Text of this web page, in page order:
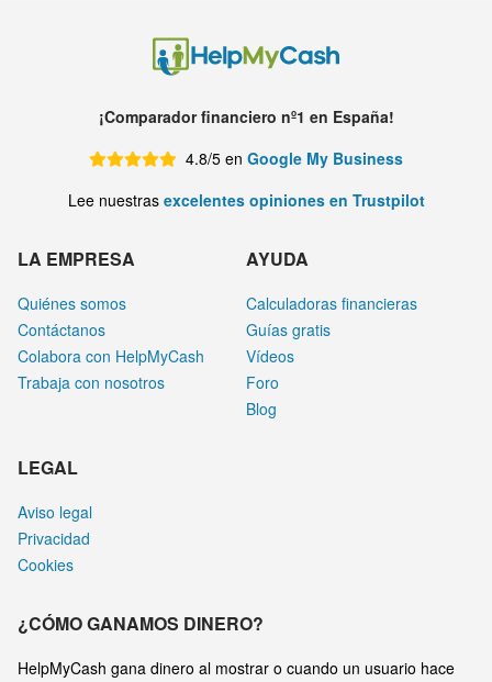
¡Comparador financiero nº1 en España!
4.8/5 en Google My Business
Lee nuestras excelentes opiniones en Trustpilot
LA EMPRESA
Quiénes somos
Contáctanos
Colabora con HelpMyCash
Trabaja con nosotros
AYUDA
Calculadoras financieras
Guías gratis
Vídeos
Foro
Blog
LEGAL
Aviso legal
Privacidad
Cookies
¿CÓMO GANAMOS DINERO?
HelpMyCash gana dinero al mostrar o cuando un usuario hace